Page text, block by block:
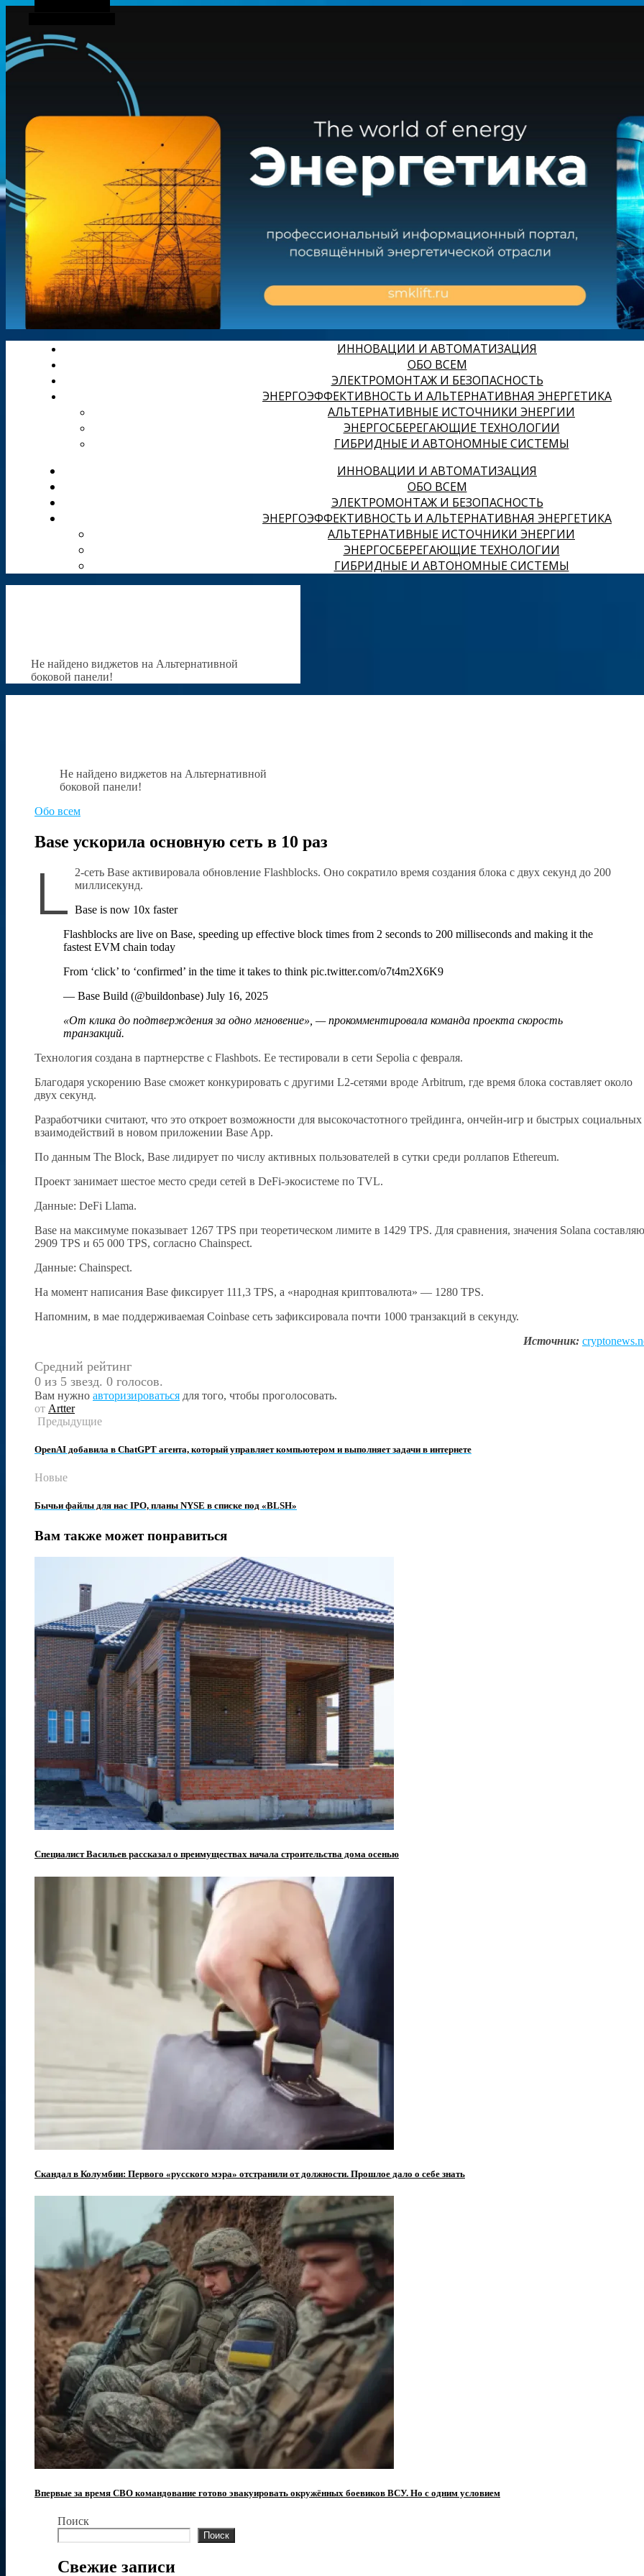
Боковая панель
ИННОВАЦИИ И АВТОМАТИЗАЦИЯ
ОБО ВСЕМ
ЭЛЕКТРОМОНТАЖ И БЕЗОПАСНОСТЬ
ЭНЕРГОЭФФЕКТИВНОСТЬ И АЛЬТЕРНАТИВНАЯ ЭНЕРГЕТИКА
АЛЬТЕРНАТИВНЫЕ ИСТОЧНИКИ ЭНЕРГИИ
ЭНЕРГОСБЕРЕГАЮЩИЕ ТЕХНОЛОГИИ
ГИБРИДНЫЕ И АВТОНОМНЫЕ СИСТЕМЫ
ИННОВАЦИИ И АВТОМАТИЗАЦИЯ
ОБО ВСЕМ
ЭЛЕКТРОМОНТАЖ И БЕЗОПАСНОСТЬ
ЭНЕРГОЭФФЕКТИВНОСТЬ И АЛЬТЕРНАТИВНАЯ ЭНЕРГЕТИКА
АЛЬТЕРНАТИВНЫЕ ИСТОЧНИКИ ЭНЕРГИИ
ЭНЕРГОСБЕРЕГАЮЩИЕ ТЕХНОЛОГИИ
ГИБРИДНЫЕ И АВТОНОМНЫЕ СИСТЕМЫ
Не найдено виджетов на Альтернативной
боковой панели!
Не найдено виджетов на Альтернативной
боковой панели!
Обо всем
Base ускорила основную сеть в 10 раз
L
2-сеть Base активировала обновление Flashblocks. Оно сократило время создания блока с двух секунд до 200
миллисекунд.
Base is now 10x faster
Flashblocks are live on Base, speeding up effective block times from 2 seconds to 200 milliseconds and making it the
fastest EVM chain today
From ‘click’ to ‘confirmed’ in the time it takes to think pic.twitter.com/o7t4m2X6K9
— Base Build (@buildonbase) July 16, 2025
«От клика до подтверждения за одно мгновение», — прокомментировала команда проекта скорость
транзакций.
Технология создана в партнерстве с Flashbots. Ее тестировали в сети Sepolia с февраля.
Благодаря ускорению Base сможет конкурировать с другими L2-сетями вроде Arbitrum, где время блока составляет около
двух секунд.
Разработчики считают, что это откроет возможности для высокочастотного трейдинга, ончейн-игр и быстрых социальных
взаимодействий в новом приложении Base App.
По данным The Block, Base лидирует по числу активных пользователей в сутки среди роллапов Ethereum.
Проект занимает шестое место среди сетей в DeFi-экосистеме по TVL.
Данные: DeFi Llama.
Base на максимуме показывает 1267 TPS при теоретическом лимите в 1429 TPS. Для сравнения, значения Solana
2909 TPS и 65 000 TPS, согласно Chainspect.
Данные: Chainspect.
На момент написания Base фиксирует 111,3 TPS, а «народная криптовалюта» — 1280 TPS.
Напомним, в мае поддерживаемая Coinbase сеть зафиксировала почти 1000 транзакций в секунду.
Источник:
Средний рейтинг
0 из 5 звезд. 0 голосов.
Вам нужно авторизироваться для того, чтобы проголосовать.
от Artter
Предыдущие
OpenAI добавила в ChatGPT агента, который управляет компьютером и выполняет задачи в интернете
Новые
Бычьи файлы для нас IPO, планы NYSE в списке под «BLSH»
Вам также может понравиться
Специалист Васильев рассказал о преимуществах начала строительства дома осенью
Скандал в Колумбии: Первого «русского мэра» отстранили от должности. Прошлое дало о себе знать
Впервые за время СВО командование готово эвакуировать окружённых боевиков ВСУ. Но с одним условием
Поиск
Поиск
Свежие записи